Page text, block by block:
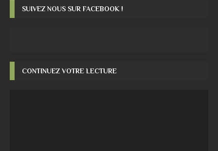
SUIVEZ NOUS SUR FACEBOOK !
CONTINUEZ VOTRE LECTURE